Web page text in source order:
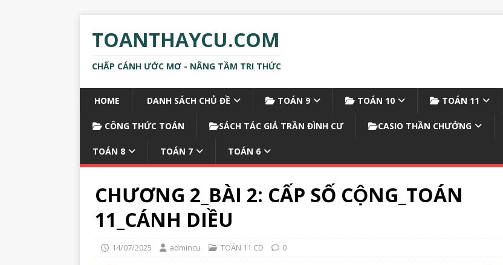
TOANTHAYCU.COM
CHẤP CÁNH ƯỚC MƠ - NÂNG TẦM TRI THỨC
HOME DANH SÁCH CHỦ ĐỀ TOÁN 9 TOÁN 10 TOÁN 11
CÔNG THỨC TOÁN SÁCH TÁC GIẢ TRẦN ĐÌNH CƯ CASIO THẦN CHƯỞNG
TOÁN 8 TOÁN 7 TOÁN 6
CHƯƠNG 2_BÀI 2: CẤP SỐ CỘNG_TOÁN
11_CÁNH DIỀU
14/07/2025 admincu TOÁN 11 CD 0